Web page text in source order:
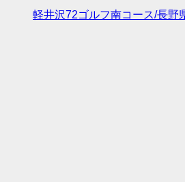
軽井沢72ゴルフ南コース/長野